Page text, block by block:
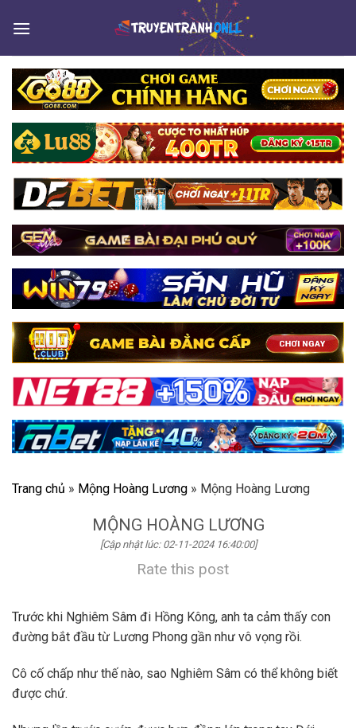
Trang chủ » Mộng Hoàng Lương » Mộng Hoàng Lương
MỘNG HOÀNG LƯƠNG
[Cập nhật lúc: 02-11-2024 16:40:00]
Rate this post
Trước khi Nghiêm Sâm đi Hồng Kông, anh ta cảm thấy con
đường bắt đầu từ Lương Phong gần như vô vọng rồi.
Cô cố chấp như thế nào, sao Nghiêm Sâm có thể không biết
được chứ.